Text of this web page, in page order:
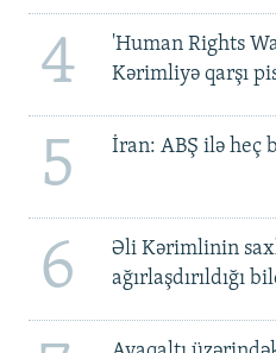
4
'Human Rights
Kərimliyə qarşı
5 İran: ABŞ ilə heç
6
Əli Kərimlinin
ağırlaşdırıldığı